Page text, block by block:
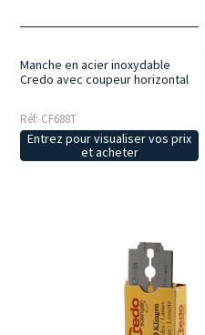
Manche en acier inoxydable
Credo avec coupeur horizontal
Réf: CF688T
Entrez pour visualiser vos prix
et acheter